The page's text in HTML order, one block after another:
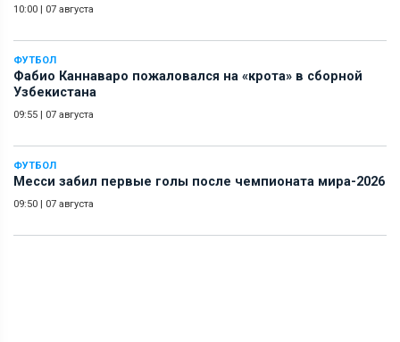
10:00 | 07 августа
ФУТБОЛ
Фабио Каннаваро пожаловался на «крота» в сборной
Узбекистана
09:55 | 07 августа
ФУТБОЛ
Месси забил первые голы после чемпионата мира-2026
09:50 | 07 августа